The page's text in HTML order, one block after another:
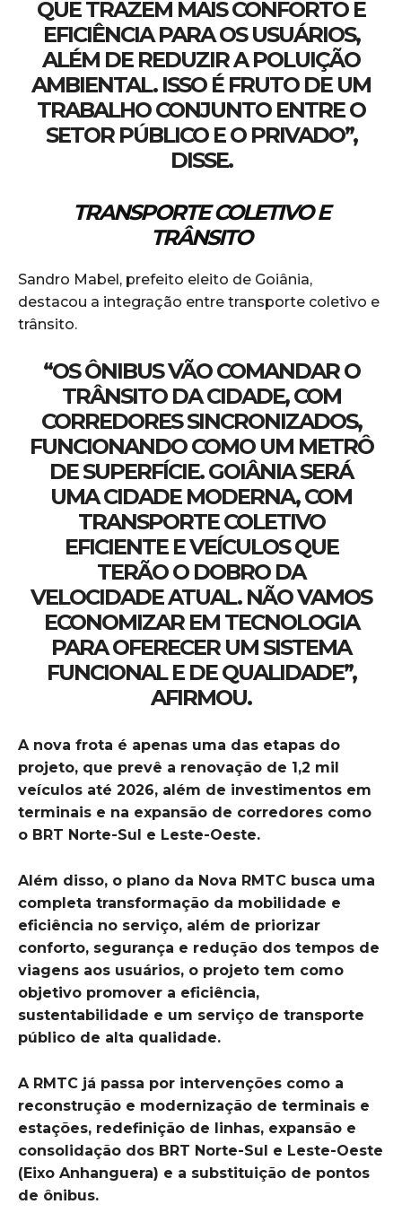
QUE TRAZEM MAIS CONFORTO E
EFICIÊNCIA PARA OS USUÁRIOS,
ALÉM DE REDUZIR A POLUIÇÃO
AMBIENTAL. ISSO É FRUTO DE UM
TRABALHO CONJUNTO ENTRE O
SETOR PÚBLICO E O PRIVADO”,
DISSE.
TRANSPORTE COLETIVO E
TRÂNSITO
Sandro Mabel, prefeito eleito de Goiânia,
destacou a integração entre transporte coletivo e
trânsito.
“OS ÔNIBUS VÃO COMANDAR O
TRÂNSITO DA CIDADE, COM
CORREDORES SINCRONIZADOS,
FUNCIONANDO COMO UM METRÔ
DE SUPERFÍCIE. GOIÂNIA SERÁ
UMA CIDADE MODERNA, COM
TRANSPORTE COLETIVO
EFICIENTE E VEÍCULOS QUE
TERÃO O DOBRO DA
VELOCIDADE ATUAL. NÃO VAMOS
ECONOMIZAR EM TECNOLOGIA
PARA OFERECER UM SISTEMA
FUNCIONAL E DE QUALIDADE”,
AFIRMOU.
A nova frota é apenas uma das etapas do
projeto, que prevê a renovação de 1,2 mil
veículos até 2026, além de investimentos em
terminais e na expansão de corredores como
o BRT Norte-Sul e Leste-Oeste.
Além disso, o plano da Nova RMTC busca uma
completa transformação da mobilidade e
eficiência no serviço, além de priorizar
conforto, segurança e redução dos tempos de
viagens aos usuários, o projeto tem como
objetivo promover a eficiência,
sustentabilidade e um serviço de transporte
público de alta qualidade.
A RMTC já passa por intervenções como a
reconstrução e modernização de terminais e
estações, redefinição de linhas, expansão e
consolidação dos BRT Norte-Sul e Leste-Oeste
(Eixo Anhanguera) e a substituição de pontos
de ônibus.